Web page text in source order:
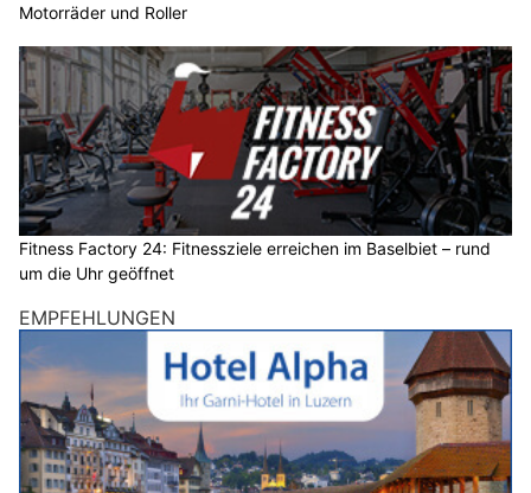
Motorräder und Roller
Fitness Factory 24: Fitnessziele erreichen im Baselbiet – rund
um die Uhr geöffnet
EMPFEHLUNGEN